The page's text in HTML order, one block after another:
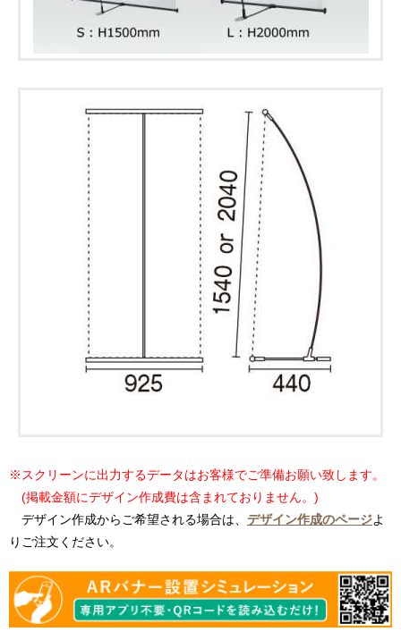
※スクリーンに出力するデータはお客様でご準備お願い致します。
(掲載金額にデザイン作成費は含まれておりません。)
デザイン作成からご希望される場合は、 デザイン作成のページよ
りご注文ください。